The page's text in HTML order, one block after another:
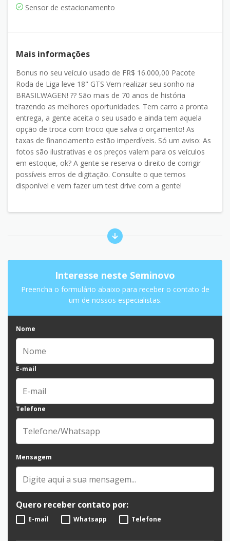
Sensor de estacionamento
Mais informações
Bonus no seu veículo usado de FR$ 16.000,00 Pacote
Roda de Liga leve 18" GTS Vem realizar seu sonho na
BRASILWAGEN! ?? São mais de 70 anos de história
trazendo as melhores oportunidades. Tem carro a pronta
entrega, a gente aceita o seu usado e ainda tem aquela
opção de troca com troco que salva o orçamento! As
taxas de financiamento estão imperdíveis. Só um aviso: As
fotos são ilustrativas e os preços valem para os veículos
em estoque, ok? A gente se reserva o direito de corrigir
possíveis erros de digitação. Consulte o que temos
disponível e vem fazer um test drive com a gente!
Interesse neste Seminovo
Preencha o formulário abaixo para receber o contato de
um de nossos especialistas.
Nome
E-mail
Telefone
Mensagem
Quero receber contato por:
E-mail Whatsapp Telefone